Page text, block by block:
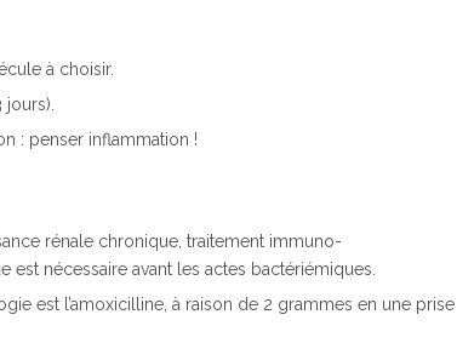
à choisir.
: penser inflammation !
rénale chronique, traitement immuno-
nécessaire avant les actes bactériémiques.
est l’amoxicilline, à raison de 2 grammes en une prise